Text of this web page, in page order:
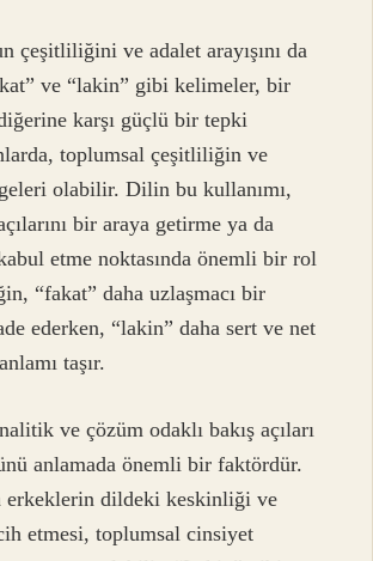
çeşitliliğini ve adalet arayışını da
ve “lakin” gibi kelimeler, bir
karşı güçlü bir tepki
toplumsal çeşitliliğin ve
olabilir. Dilin bu kullanımı,
bir araya getirme ya da
etme noktasında önemli bir rol
“fakat” daha uzlaşmacı bir
ederken, “lakin” daha sert ve net
taşır.
ve çözüm odaklı bakış açıları
anlamada önemli bir faktördür.
erkeklerin dildeki keskinliği ve
etmesi, toplumsal cinsiyet